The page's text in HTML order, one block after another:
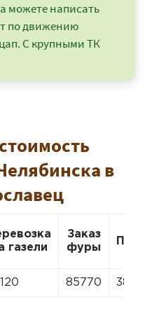
можете написать
по движению
С крупными ТК
в
газели
Заказ
фуры
85770 38120